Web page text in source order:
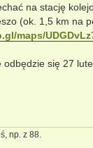
na stację
(ok. 1,5 km na
maps/
odbędzie się 27
np. z 88.